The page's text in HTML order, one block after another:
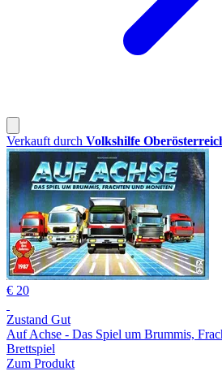
Verkauft durch Volkshilfe
€ 20
Zustand Gut
Auf Achse - Das Spiel um Brummis,
Brettspiel
Zum Produkt